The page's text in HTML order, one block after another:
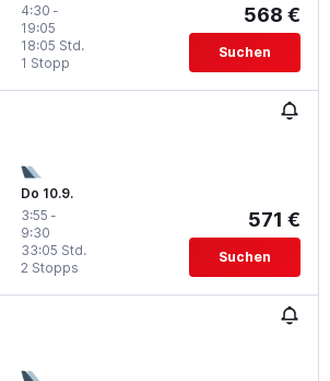
4:30 -
19:05
1 Stopp
18:05 Std.
568 €
Suchen
Do 10.9.
3:55 -
9:30
2 Stopps
33:05 Std.
571 €
Suchen